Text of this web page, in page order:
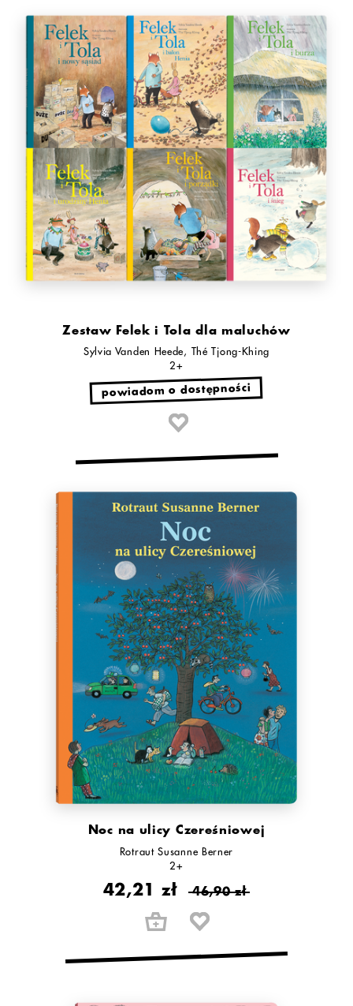
Zestaw Felek i Tola dla maluchów
Sylvia Vanden Heede
Thé Tjong-Khing
2+
powiadom o dostępności
Noc na ulicy Czereśniowej
Rotraut Susanne Berner
2+
42,21 zł 46,90 zł